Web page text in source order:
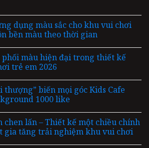
dụng màu sắc cho khu vui chơi
bền màu theo thời gian
màu hiện đại trong thiết kế
trẻ em 2026
thượng” biến mọi góc Kids Cafe
1000 like
chen lấn – Thiết kế một chiều chính
gia tăng trải nghiệm khu vui chơi